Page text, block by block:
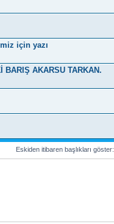
için yazı
AKARSU TARKAN.
Eskiden itibaren başlıkları göster: